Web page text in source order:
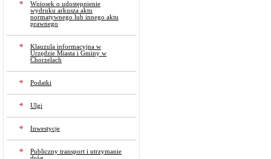
Wniosek o udostępnienie
wydruku arkusza aktu
normatywnego lub innego aktu
prawnego
Klauzula informacyjna w
Urzędzie Miasta i Gminy w
Chorzelach
Podatki
Ulgi
Inwestycje
Publiczny transport i utrzymanie